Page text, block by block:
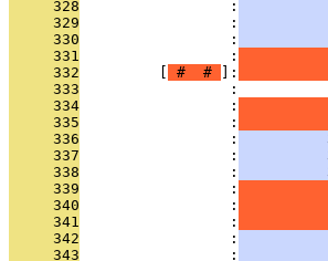
     328
                 :
     329
                 :
     330
                 :
     331
                 :
     332
# # ]:
     333
:
     334
                 :
     335
                 :
     336
                 :
     337
                 :
     338
                 :
     339
                 :
     340
                 :
     341
                 :
     342
                 :
     343
                 :